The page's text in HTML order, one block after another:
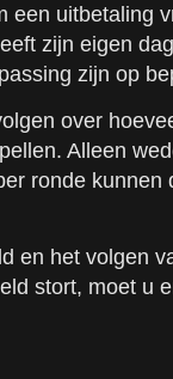
zijn eigen
zijn op
over
Alleen
ronde
en het volgen
stort, moet